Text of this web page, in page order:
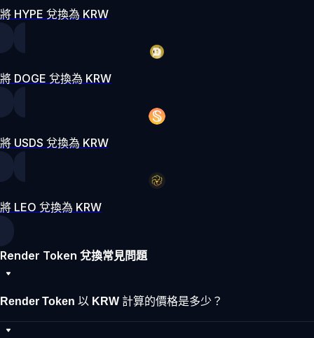
將 HYPE 兌換為 KRW
將 DOGE 兌換為 KRW
將 USDS 兌換為 KRW
將 LEO 兌換為 KRW
Render Token 兌換常見問題
Render Token 以 KRW 計算的價格是多少？